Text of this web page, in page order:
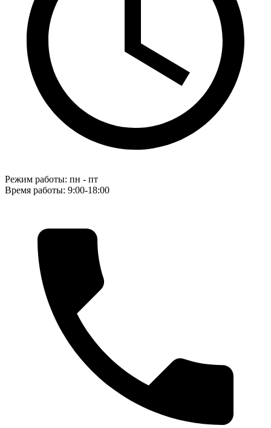
Режим работы: пн - пт
Время работы: 9:00-18:00